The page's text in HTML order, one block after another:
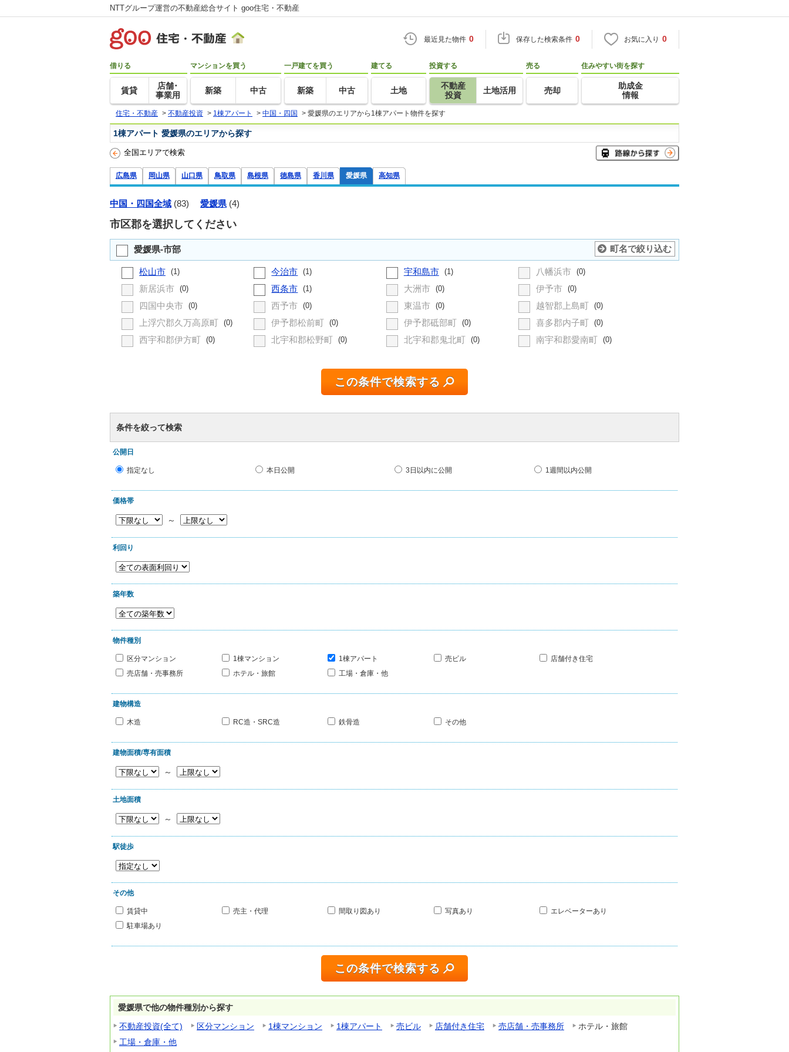
NTTグループ運営の不動産総合サイト goo住宅・不動産
最近見た物件 0 保存した検索条件 0 お気に入り 0
借りる
賃貸
店舗･
事業用
マンションを買う
新築 中古
一戸建てを買う
新築 中古
建てる
土地
投資する
不動産
投資
土地活用
売る
売却
住みやすい街を探す
助成金
情報
住宅・不動産 > 不動産投資 > 1棟アパート > 中国・四国 > 愛媛県のエリアから1棟アパート物件を探す
1棟アパート 愛媛県のエリアから探す
全国エリアで検索
広島県 岡山県 山口県 鳥取県 島根県 徳島県 香川県 愛媛県 高知県
中国・四国全域 (83) 愛媛県 (4)
市区郡を選択してください
愛媛県-市部 町名で絞り込む
松山市 (1) 今治市 (1) 宇和島市 (1) 八幡浜市 (0)
新居浜市 (0) 西条市 (1) 大洲市 (0) 伊予市 (0)
四国中央市 (0) 西予市 (0) 東温市 (0) 越智郡上島町 (0)
上浮穴郡久万高原町 (0) 伊予郡松前町 (0) 伊予郡砥部町 (0) 喜多郡内子町 (0)
西宇和郡伊方町 (0) 北宇和郡松野町 (0) 北宇和郡鬼北町 (0) 南宇和郡愛南町 (0)
この条件で検索する
条件を絞って検索
公開日
指定なし 本日公開 3日以内に公開 1週間以内公開
価格帯
～
利回り
築年数
物件種別
区分マンション 1棟マンション 1棟アパート 売ビル
店舗付き住宅
売店舗・売事務所
ホテル・旅館 工場・倉庫・他
建物構造
木造 RC造・SRC造 鉄骨造 その他
建物面積/専有面積
～
土地面積
～
駅徒歩
その他
賃貸中 売主・代理 間取り図あり 写真あり
エレベーターあり
駐車場あり
この条件で検索する
愛媛県で他の物件種別から探す
不動産投資(全て)
区分マンション 1棟マンション 1棟アパート 売ビル 店舗付き住宅 売店舗・売事務所
ホテル・旅館
工場・倉庫・他